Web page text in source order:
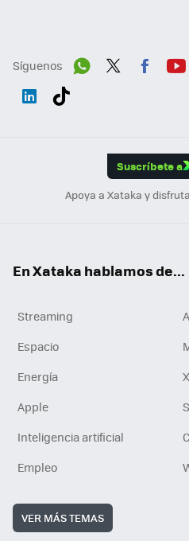
Síguenos
Suscríbete a
Apoya a Xataka y
En Xataka hablamos de...
Streaming
Espacio
Energía
Apple
Inteligencia artificial
Empleo
VER MÁS TEMAS